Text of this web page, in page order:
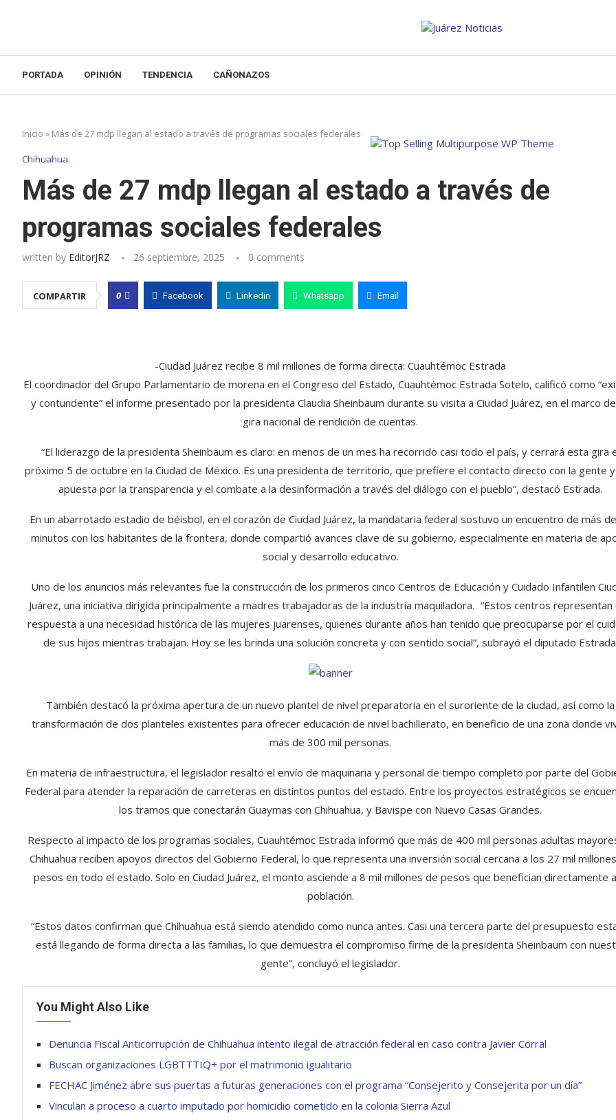
PORTADA OPINIÓN TENDENCIA CAÑONAZOS
Inicio » Más de 27 mdp llegan al estado a través de programas sociales federales
Chihuahua
Más de 27 mdp llegan al estado a través de
programas sociales federales
written by EditorJRZ 26 septiembre, 2025 0 comments
COMPARTIR 0 Facebook Linkedin Whatsapp Email
-Ciudad Juárez recibe 8 mil millones de forma directa: Cuauhtémoc Estrada
El coordinador del Grupo Parlamentario de morena en el Congreso del Estado, Cuauhtémoc Estrada Sotelo, calificó como
y contundente” el informe presentado por la presidenta Claudia Sheinbaum durante su visita a Ciudad Juárez, en el marco
gira nacional de rendición de cuentas.
“El liderazgo de la presidenta Sheinbaum es claro: en menos de un mes ha recorrido casi todo el país, y cerrará esta gira
próximo 5 de octubre en la Ciudad de México. Es una presidenta de territorio, que prefiere el contacto directo con la gente
apuesta por la transparencia y el combate a la desinformación a través del diálogo con el pueblo”, destacó Estrada.
En un abarrotado estadio de béisbol, en el corazón de Ciudad Juárez, la mandataria federal sostuvo un encuentro de más
minutos con los habitantes de la frontera, donde compartió avances clave de su gobierno, especialmente en materia de
social y desarrollo educativo.
Uno de los anuncios más relevantes fue la construcción de los primeros cinco Centros de Educación y Cuidado Infantilen
Juárez, una iniciativa dirigida principalmente a madres trabajadoras de la industria maquiladora. “Estos centros representan
respuesta a una necesidad histórica de las mujeres juarenses, quienes durante años han tenido que preocuparse por el
de sus hijos mientras trabajan. Hoy se les brinda una solución concreta y con sentido social”, subrayó el diputado
También destacó la próxima apertura de un nuevo plantel de nivel preparatoria en el suroriente de la ciudad, así como la
transformación de dos planteles existentes para ofrecer educación de nivel bachillerato, en beneficio de una zona donde
más de 300 mil personas.
En materia de infraestructura, el legislador resaltó el envío de maquinaria y personal de tiempo completo por parte del
Federal para atender la reparación de carreteras en distintos puntos del estado. Entre los proyectos estratégicos se
los tramos que conectarán Guaymas con Chihuahua, y Bavispe con Nuevo Casas Grandes.
Respecto al impacto de los programas sociales, Cuauhtémoc Estrada informó que más de 400 mil personas adultas
Chihuahua reciben apoyos directos del Gobierno Federal, lo que representa una inversión social cercana a los 27 mil
pesos en todo el estado. Solo en Ciudad Juárez, el monto asciende a 8 mil millones de pesos que benefician directamente
población.
“Estos datos confirman que Chihuahua está siendo atendido como nunca antes. Casi una tercera parte del presupuesto
está llegando de forma directa a las familias, lo que demuestra el compromiso firme de la presidenta Sheinbaum con
gente”, concluyó el legislador.
You Might Also Like
Denuncia Fiscal Anticorrupción de Chihuahua intento ilegal de atracción federal en caso contra Javier Corral
Buscan organizaciones LGBTTTIQ+ por el matrimonio igualitario
FECHAC Jiménez abre sus puertas a futuras generaciones con el programa “Consejerito y Consejerita por un día”
Vinculan a proceso a cuarto imputado por homicidio cometido en la colonia Sierra Azul